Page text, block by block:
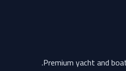
Premium yacht and